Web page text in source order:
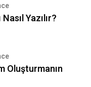
Yazılır?
Oluşturmanın